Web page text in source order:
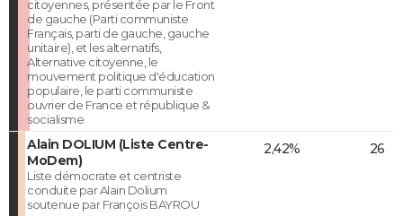
citoyennes, présentée par le Front
de gauche (Parti communiste
Français, parti de gauche, gauche
unitaire), et les alternatifs,
Alternative citoyenne, le
mouvement politique d'éducation
populaire, le parti communiste
ouvrier de France et république &
socialisme
Alain DOLIUM (Liste Centre-
MoDem)
Liste démocrate et centriste
conduite par Alain Dolium
soutenue par François BAYROU
2,42% 26